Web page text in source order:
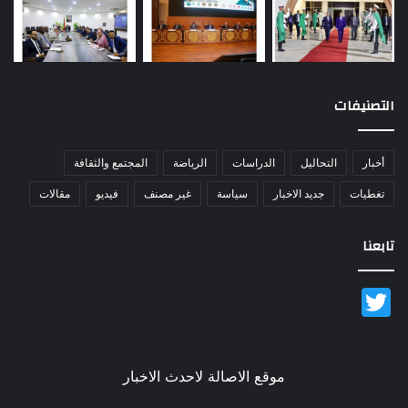
التصنيفات
أخبار التحاليل الدراسات الرياضة المجتمع والثقافة
تغطيات جديد الاخبار سياسة غير مصنف فيديو مقالات
تابعنا
موقع الاصالة لاحدث الاخبار